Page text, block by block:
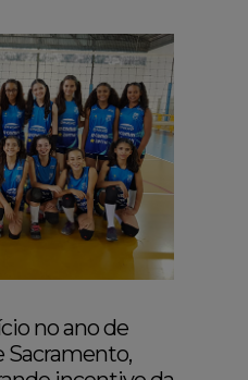
no ano de
Sacramento,